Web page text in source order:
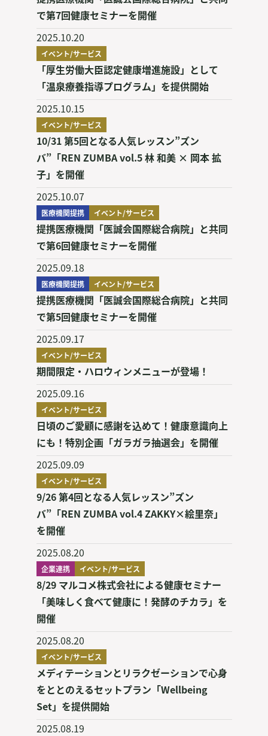
で第7回健康セミナーを開催
2025.10.20
イベント/サービス
「厚生労働大臣認定健康増進施設」として
「温泉療養指導プログラム」を提供開始
2025.10.15
イベント/サービス
10/31 第5回となる人気レッスン”ズン
バ”「REN ZUMBA vol.5 林 和美 × 岡本 拡
子」を開催
2025.10.07
医療機関提携 イベント/サービス
提携医療機関「医誠会国際総合病院」と共同
で第6回健康セミナーを開催
2025.09.18
医療機関提携 イベント/サービス
提携医療機関「医誠会国際総合病院」と共同
で第5回健康セミナーを開催
2025.09.17
イベント/サービス
期間限定・ハロウィンメニューが登場！
2025.09.16
イベント/サービス
日頃のご愛顧に感謝を込めて！健康意識向上
にも！特別企画「ガラガラ抽選会」を開催
2025.09.09
イベント/サービス
9/26 第4回となる人気レッスン”ズン
バ”「REN ZUMBA vol.4 ZAKKY×絵里奈」
を開催
2025.08.20
企業連携 イベント/サービス
8/29 マルコメ株式会社による健康セミナー
「美味しく食べて健康に！発酵のチカラ」を
開催
2025.08.20
イベント/サービス
メディテーションとリラクゼーションで心身
をととのえるセットプラン「Wellbeing
Set」を提供開始
2025.08.19